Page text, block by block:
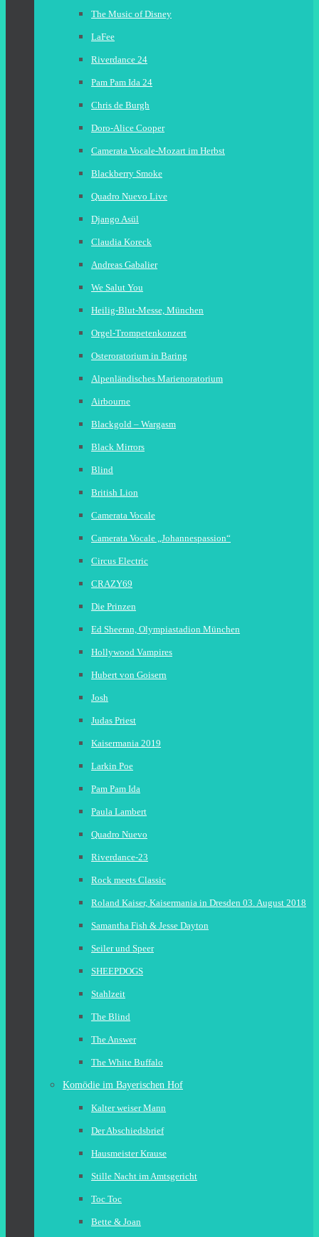
The Music of Disney
LaFee
Riverdance 24
Pam Pam Ida 24
Chris de Burgh
Doro-Alice Cooper
Camerata Vocale-Mozart im Herbst
Blackberry Smoke
Quadro Nuevo Live
Django Asül
Claudia Koreck
Andreas Gabalier
We Salut You
Heilig-Blut-Messe, München
Orgel-Trompetenkonzert
Osteroratorium in Baring
Alpenländisches Marienoratorium
Airbourne
Blackgold – Wargasm
Black Mirrors
Blind
British Lion
Camerata Vocale
Camerata Vocale „Johannespassion“
Circus Electric
CRAZY69
Die Prinzen
Ed Sheeran, Olympiastadion München
Hollywood Vampires
Hubert von Goisern
Josh
Judas Priest
Kaisermania 2019
Larkin Poe
Pam Pam Ida
Paula Lambert
Quadro Nuevo
Riverdance-23
Rock meets Classic
Roland Kaiser, Kaisermania in Dresden 03. August 2018
Samantha Fish & Jesse Dayton
Seiler und Speer
SHEEPDOGS
Stahlzeit
The Blind
The Answer
The White Buffalo
Komödie im Bayerischen Hof
Kalter weiser Mann
Der Abschiedsbrief
Hausmeister Krause
Stille Nacht im Amtsgericht
Toc Toc
Bette & Joan